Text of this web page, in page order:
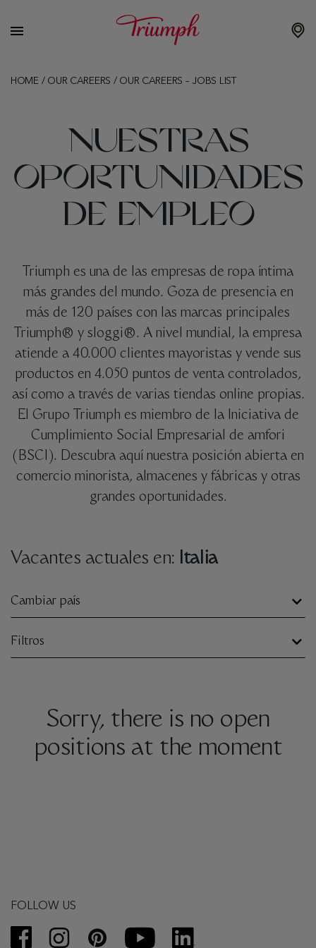
HOME/ OUR CAREERS / OUR CAREERS – JOBS LIST
NUESTRAS
OPORTUNIDADES
DE EMPLEO
Triumph es una de las empresas de ropa íntima
más grandes del mundo. Goza de presencia en
más de 120 países con las marcas principales
Triumph® y sloggi®. A nivel mundial, la empresa
atiende a 40.000 clientes mayoristas y vende sus
productos en 4.050 puntos de venta controlados,
así como a través de varias tiendas online propias.
El Grupo Triumph es miembro de la Iniciativa de
Cumplimiento Social Empresarial de amfori
(BSCI). Descubra aquí nuestra posición abierta en
comercio minorista, almacenes y fábricas y otras
grandes oportunidades.
Vacantes actuales en: Italia
Cambiar país
Filtros
Sorry, there is no open
positions at the moment
FOLLOW US